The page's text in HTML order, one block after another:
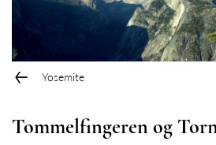
← Yosemite
Tommelfingeren og